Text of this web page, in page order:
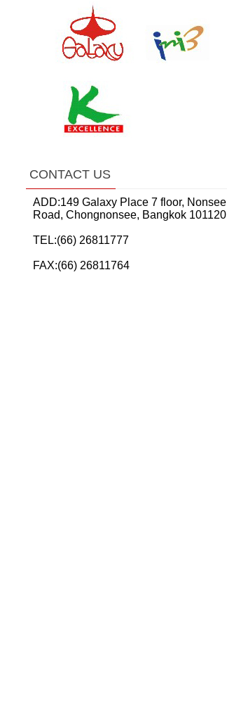
CONTACT US
ADD:149 Galaxy Place 7 floor, Nonsee
Road, Chongnonsee, Bangkok 101120
TEL:(66) 26811777
FAX:(66) 26811764